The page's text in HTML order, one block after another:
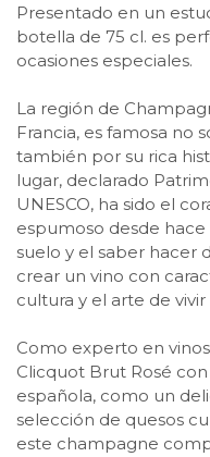
Presentado en un
botella de 75 cl. es
ocasiones especiales.
La región de
Francia, es famosa no
también por su rica
lugar, declarado
UNESCO, ha sido el
espumoso desde hace
suelo y el saber hacer
crear un vino con
cultura y el arte de
Como experto en
Clicquot Brut Rosé
española, como un
selección de quesos
este champagne